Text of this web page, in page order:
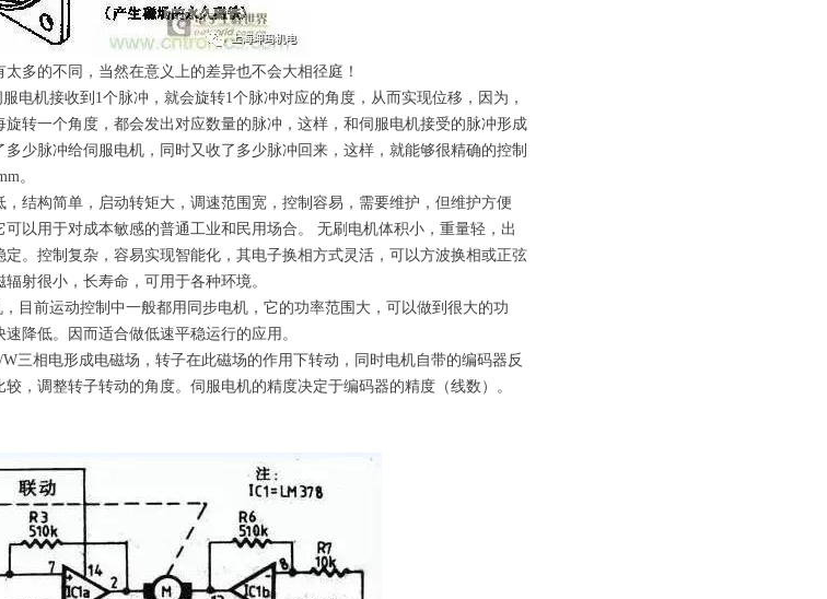
多的不同，当然在意义上的差异也不会大相径庭！
电机接收到1个脉冲，就会旋转1个脉冲对应的角度，从而实现位移，因为，
转一个角度，都会发出对应数量的脉冲，这样，和伺服电机接受的脉冲形成
少脉冲给伺服电机，同时又收了多少脉冲回来，这样，就能够很精确的控制
。
结构简单，启动转矩大，调速范围宽，控制容易，需要维护，但维护方便
以用于对成本敏感的普通工业和民用场合。 无刷电机体积小，重量轻，出
。控制复杂，容易实现智能化，其电子换相方式灵活，可以方波换相或正弦
射很小，长寿命，可用于各种环境。
目前运动控制中一般都用同步电机，它的功率范围大，可以做到很大的功
降低。因而适合做低速平稳运行的应用。
三相电形成电磁场，转子在此磁场的作用下转动，同时电机自带的编码器反
，调整转子转动的角度。伺服电机的精度决定于编码器的精度（线数）。